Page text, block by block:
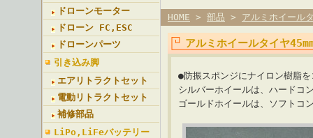
ドローンモーター
ドローン FC,ESC
ドローンパーツ
引き込み脚
エアリトラクトセット
電動リトラクトセット
補修部品
LiPo,LiFeバッテリー
HOME > 部品 > アルミホイール
アルミホイールタイヤ
●防振スポンジにナイロン樹脂
シルバーホイールは、ハードコ
ゴールドホイールは、ソフトコ